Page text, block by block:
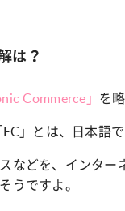
は？
Commerce 」 を
EC」とは、日本語
などを、インタ
うですよ。